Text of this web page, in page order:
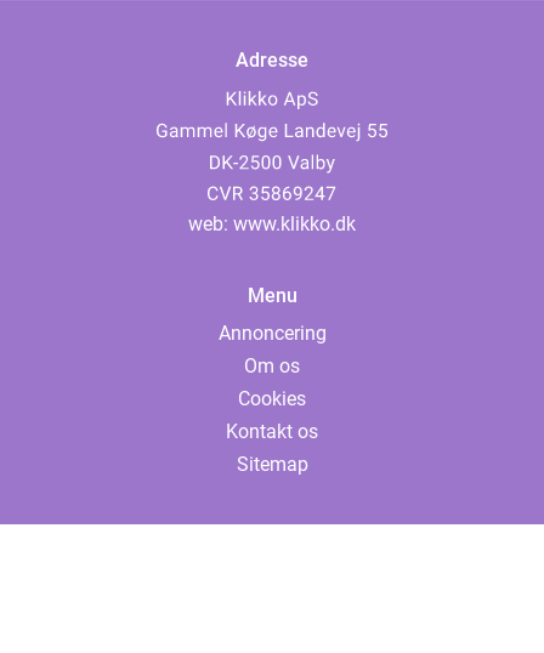
Adresse
web: www.klikko.dk
Menu
Annoncering
Om os
Cookies
Kontakt os
Sitemap